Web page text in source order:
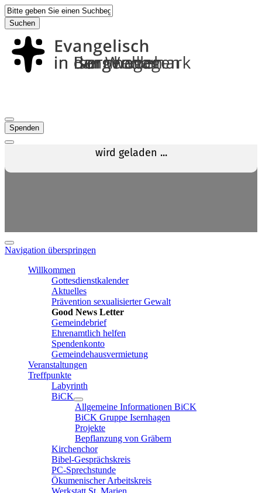
Suchen
Spenden
Navigation überspringen
Willkommen
Gottesdienstkalender
Aktuelles
Prävention sexualisierter Gewalt
Good News Letter
Gemeindebrief
Ehrenamtlich helfen
Spendenkonto
Gemeindehausvermietung
Veranstaltungen
Treffpunkte
Labyrinth
BiCK
Allgemeine Informationen BiCK
BiCK Gruppe Isernhagen
Projekte
Bepflanzung von Gräbern
Kirchenchor
Bibel-Gesprächskreis
PC-Sprechstunde
Ökumenischer Arbeitskreis